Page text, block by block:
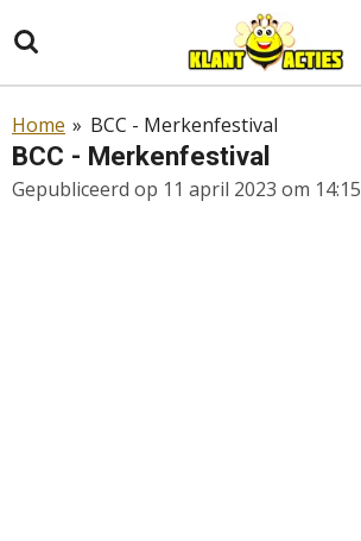
direct
naar
hoofdinhoud
Home » BCC - Merkenfestival
BCC - Merkenfestival
Gepubliceerd op 11 april 2023 om 14:15